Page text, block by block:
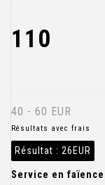
110
40 - 60 EUR
Résultats avec frais
Résultat : 26EUR
Service en